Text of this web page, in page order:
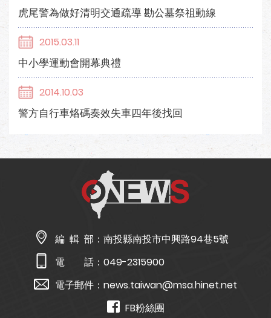
虎尾警為做好清明交通疏導 勘公墓祭祖動線
2015.03.11
中小學運動會開幕典禮
2014.10.03
警方自行車烙碼奏效失車四年後找回
編 輯 部： 南投縣南投市中興路94巷5號
電 話： 049-2315900
電子郵件： news.taiwan@msa.hinet.net
FB粉絲團